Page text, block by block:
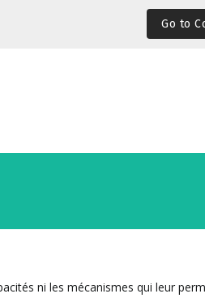
Go to
ni les mécanismes qui leur